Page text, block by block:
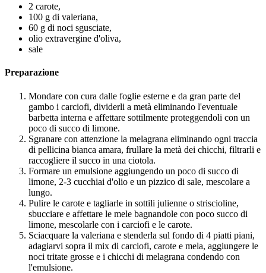
2 carote,
100 g di valeriana,
60 g di noci sgusciate,
olio extravergine d'oliva,
sale
Preparazione
Mondare con cura dalle foglie esterne e da gran parte del
gambo i carciofi, dividerli a metà eliminando l'eventuale
barbetta interna e affettare sottilmente proteggendoli con un
poco di succo di limone.
Sgranare con attenzione la melagrana eliminando ogni traccia
di pellicina bianca amara, frullare la metà dei chicchi, filtrarli e
raccogliere il succo in una ciotola.
Formare un emulsione aggiungendo un poco di succo di
limone, 2-3 cucchiai d'olio e un pizzico di sale, mescolare a
lungo.
Pulire le carote e tagliarle in sottili julienne o striscioline,
sbucciare e affettare le mele bagnandole con poco succo di
limone, mescolarle con i carciofi e le carote.
Sciacquare la valeriana e stenderla sul fondo di 4 piatti piani,
adagiarvi sopra il mix di carciofi, carote e mela, aggiungere le
noci tritate grosse e i chicchi di melagrana condendo con
l'emulsione.